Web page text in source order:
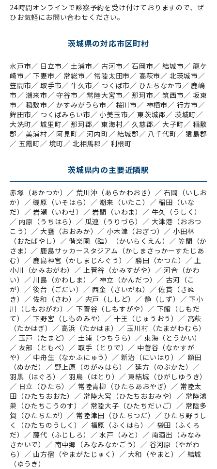
24時間オンラインで診察予約を受け付けておりますので、ぜ
ひお気軽にお問い合わせください。
茨城県の対応市区町村
水戸市／ 日立市／ 土浦市／ 古河市／ 石岡市／ 結城市／ 龍ケ
崎市／ 下妻市／ 常総市／ 常陸太田市／ 高萩市／ 北茨城市／
笠間市／ 取手市／ 牛久市／ つくば市／ ひたちなか市／ 鹿嶋
市／ 潮来市／ 守谷市／ 常陸大宮市／ 那珂市／ 筑西市／ 坂東
市／ 稲敷市／ かすみがうら市／ 桜川市／ 神栖市／ 行方市／
鉾田市／ つくばみらい市／ 小美玉市／ 東茨城郡／ 茨城町／
大洗町／ 城里町／ 那珂郡／ 東海村／ 久慈郡／ 大子町／ 稲敷
郡／ 美浦村／ 阿見町／ 河内町／ 結城郡／ 八千代町／ 猿島郡
／ 五霞町／ 境町／ 北相馬郡／ 利根町
茨城県内の主要近隣駅
赤塚（あかつか）／ 荒川沖（あらかわおき）／ 石岡（いしお
か）／ 磯原（いそはら）／ 潮来（いたこ）／ 稲田（いな
だ）／ 岩瀬（いわせ）／ 岩間（いわま）／ 牛久（うしく）
／ 内原（うちはら）／ 瓜連（うりづら）／ 大津港（おおつ
こう）／ 大甕（おおみか）／ 小木津（おぎつ）／ 小田林
（おたばやし）／ 偕楽園（臨）（かいらくえん）／ 笠間（か
さま）／ 鹿島サッカースタジアム（かしまさっかーすたじあ
む）／ 鹿島神宮（かしまじんぐう）／ 勝田（かつた）／ 上
小川（かみおがわ）／ 上菅谷（かみすがや）／ 河合（かわ
い）／ 川島（かわしま）／ 神立（かんだつ）／ 古河（こ
が）／ 後台（ごだい）／ 西金（さいがね）／ 佐貫（さぬ
き）／ 佐和（さわ）／ 宍戸（ししど）／ 静（しず）／ 下小
川（しもおがわ）／ 下菅谷（しもすがや）／ 下館（しもだ
て）／ 下野宮（しものみや）／ 十王（じゅうおう）／ 高萩
（たかはぎ）／ 高浜（たかはま）／ 玉川村（たまがわむら）
／ 玉戸（たまど）／ 土浦（つちうら）／ 東海（とうかい）
／ 友部（ともべ）／ 取手（とりで）／ 中菅谷（なかすが
や）／ 中舟生（なかふにゅう）／ 新治（にいはり）／ 額田
（ぬかだ）／ 野上原（のがみはら）／ 延方（のぶかた）／
羽黒（はぐろ）／ 羽鳥（はとり）／ 東結城（ひがしゆうき）
／ 日立（ひたち）／ 常陸青柳（ひたちあおやぎ）／ 常陸太
田（ひたちおおた）／ 常陸大宮（ひたちおおみや）／ 常陸鴻
巣（ひたちこうのす）／ 常陸大子（ひたちだいご）／ 常陸多
賀（ひたちたが）／ 常陸津田（ひたちつだ）／ ひたち野うし
く（ひたちのうしく）／ 福原（ふくはら）／ 袋田（ふくろ
だ）／ 藤代（ふじしろ）／ 水戸（みと）／ 南酒出（みなみ
さかいで）／ 南中郷（みなみなかごう）／ 谷河原（やがわ
ら）／ 山方宿（やまがたじゅく）／ 大和（やまと）／ 結城
（ゆうき）